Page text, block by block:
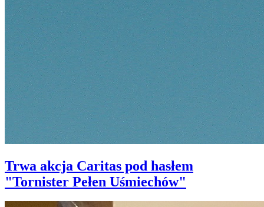
Trwa akcja Caritas pod hasłem
"Tornister Pełen Uśmiechów"